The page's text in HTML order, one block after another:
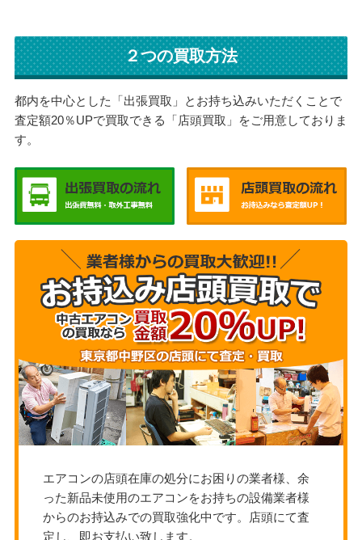
２つの買取方法
都内を中心とした「出張買取」とお持ち込みいただくことで
査定額20％UPで買取できる「店頭買取」をご用意しておりま
す。
エアコンの店頭在庫の処分にお困りの業者様、余
った新品未使用のエアコンをお持ちの設備業者様
からのお持込みでの買取強化中です。店頭にて査
定し、即お支払い致します。